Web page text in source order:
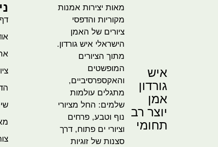
איש
גורדון
אמן
יוצר רב
תחומי
מאות יצירות אמנות
מקוריות והדפסי
ציורים של האמן
הישראלי איש גורדון.
מתוך הציורים
המופשטים
והאקספרסיביים,
מתגלים עולמות
שלמים: החל מציורי
נוף וטבע, פרחים
וציורי ים פתוח, דרך
סצנות של זוגיות